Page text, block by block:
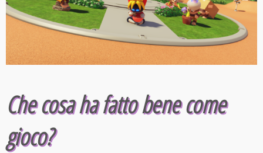
Che cosa ha fatto bene come
gioco?